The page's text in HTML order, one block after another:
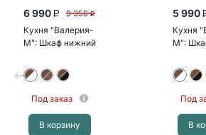
6 990 P 9 356 P
Кухня "Валерия-
М": Шкаф нижний
(Капучино...
Под заказ
В корзину
5 990
Кухня
М":
Под
В